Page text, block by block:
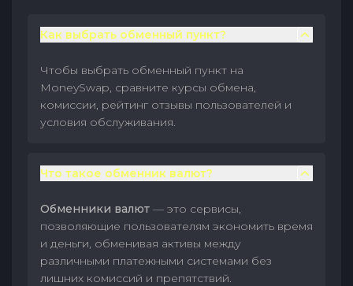
Как выбрать обменный пункт?
Чтобы выбрать обменный пункт на
MoneySwap, сравните курсы обмена,
комиссии, рейтинг отзывы пользователей и
условия обслуживания.
Что такое обменник валют?
Обменники валют — это сервисы,
позволяющие пользователям экономить время
и деньги, обменивая активы между
различными платежными системами без
лишних комиссий и препятствий.